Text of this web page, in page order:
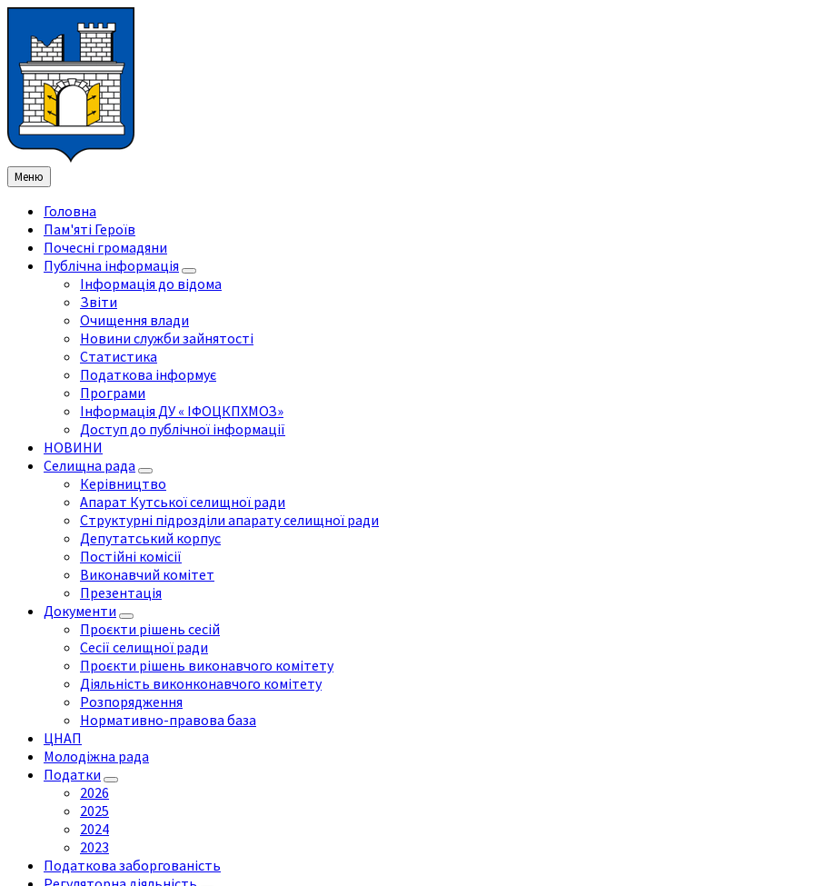
змісту
ліву
бічну
панель
праву
бічну
панель
нижнього
колонтитула
Меню
Головна
Пам'яті Героїв
Почесні громадяни
Публічна інформація
Інформація до відома
Звіти
Очищення влади
Новини служби зайнятості
Статистика
Податкова інформує
Програми
Інформація ДУ « ІФОЦКПХМОЗ»
Доступ до публічної інформації
НОВИНИ
Селищна рада
Керівництво
Апарат Кутської селищної ради
Структурні підрозділи апарату селищної ради
Депутатський корпус
Постійні комісії
Виконавчий комітет
Презентація
Документи
Проєкти рішень сесій
Сесії селищної ради
Проєкти рішень виконавчого комітету
Діяльність виконконавчого комітету
Розпорядження
Нормативно-правова база
ЦНАП
Молодіжна рада
Податки
2026
2025
2024
2023
Податкова заборгованість